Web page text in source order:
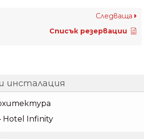
инсталация
Hotel Infinity
Следваща
Списък резервации